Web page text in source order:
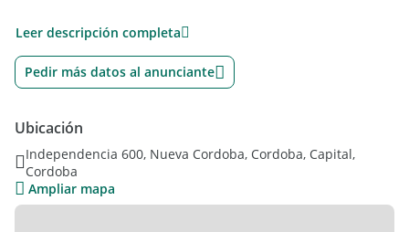
- 2 habitaciones equipadas con somieres Simmons
- 2 baños completos
- Vestidor
- Balcón con parrilla
- Excelente ubicación, cerca de gastronomía, centros médicos
y puntos clave de Nueva Córdoba
Valor alquiler: USD 1.950
Leer descripción completa
Pedir más datos al anunciante
Ubicación
Independencia 600, Nueva Cordoba, Cordoba, Capital,
Cordoba
Ampliar mapa